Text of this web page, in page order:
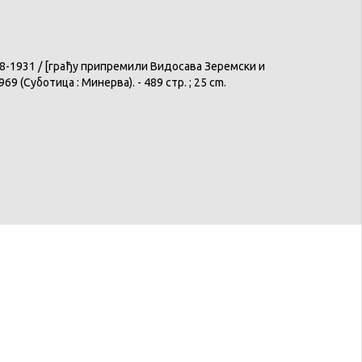
1931 / [грађуприпремили Видосава Зеремски и
(Суботица : Минерва). - 489 стр. ; 25 cm.